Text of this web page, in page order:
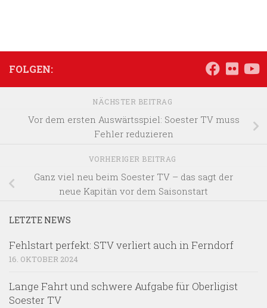
FOLGEN:
NÄCHSTER BEITRAG
Vor dem ersten Auswärtsspiel: Soester TV muss
Fehler reduzieren
VORHERIGER BEITRAG
Ganz viel neu beim Soester TV – das sagt der
neue Kapitän vor dem Saisonstart
LETZTE NEWS
Fehlstart perfekt: STV verliert auch in Ferndorf
16. OKTOBER 2024
Lange Fahrt und schwere Aufgabe für Oberligist
Soester TV